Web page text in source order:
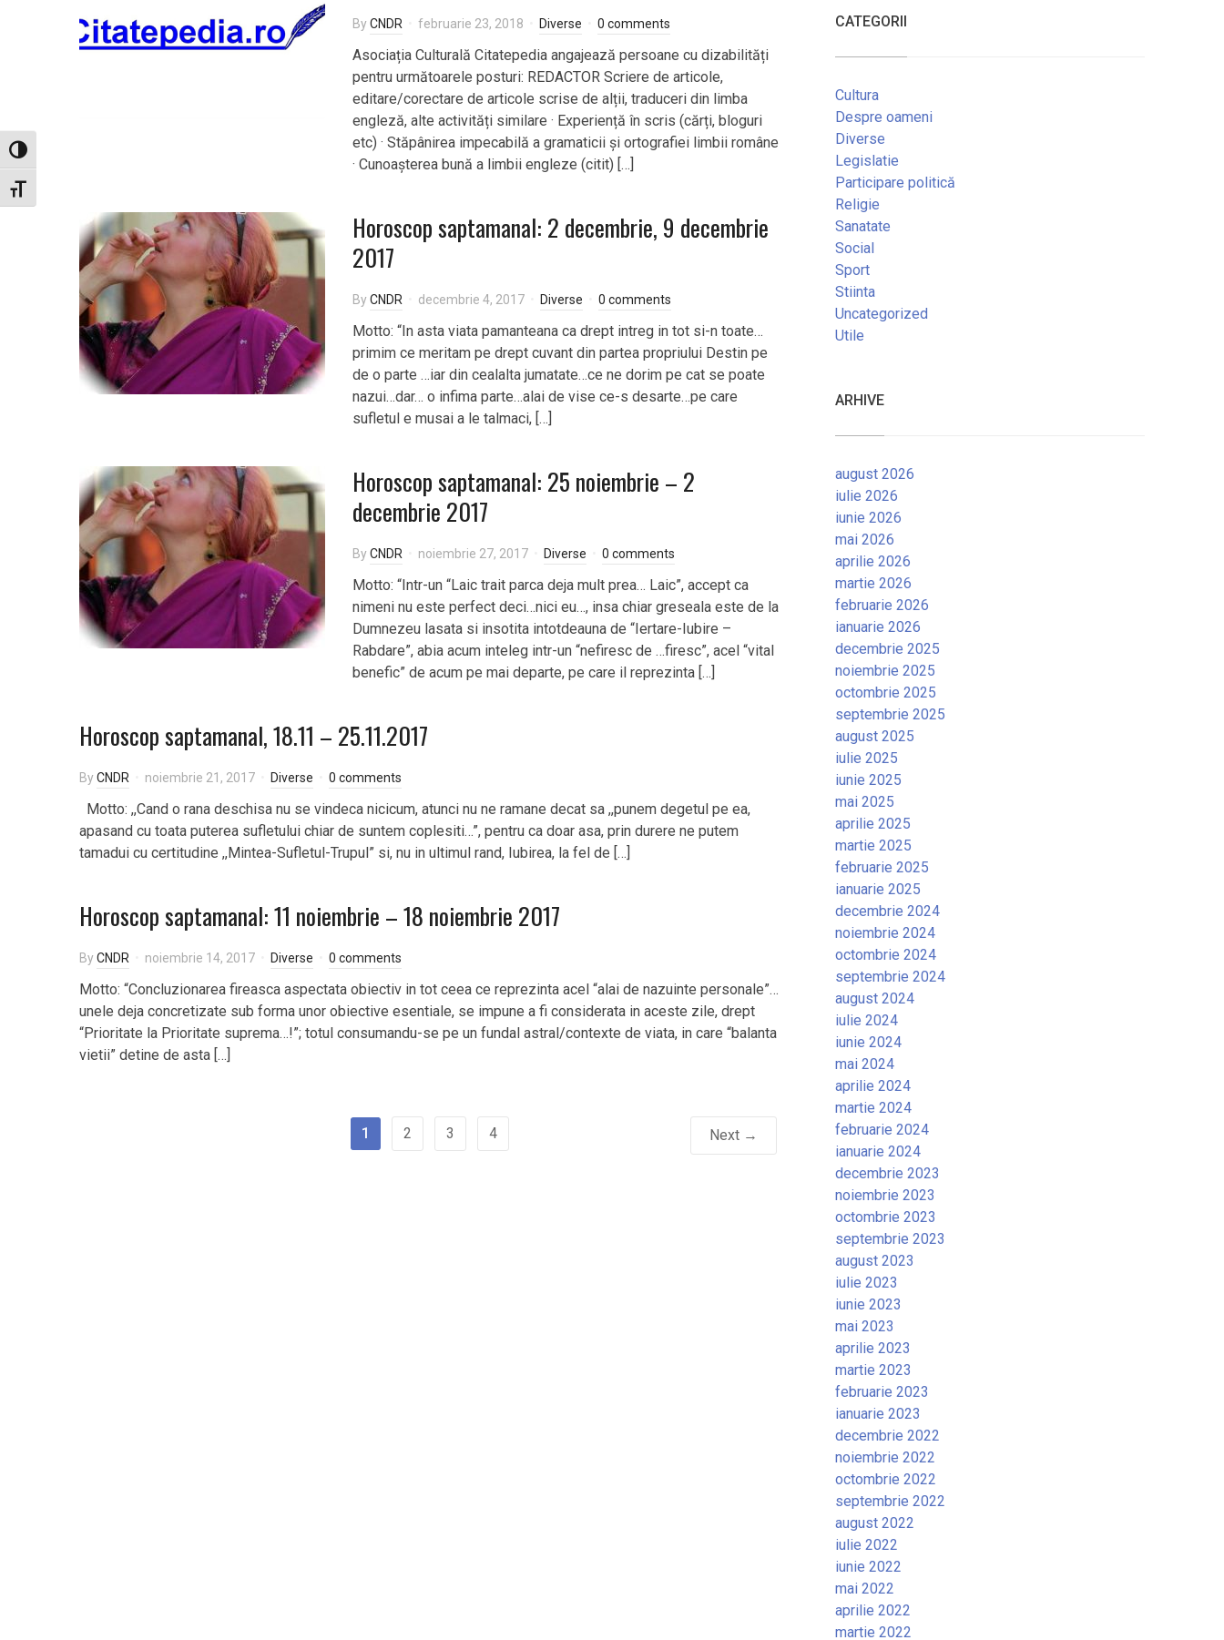
Toggle High Contrast
Toggle Font size
ByCNDR februarie 23, 2018 Diverse 0 comments
Asociația Culturală Citatepedia angajează persoane cu dizabilități
pentru următoarele posturi: REDACTOR Scriere de articole,
editare/corectare de articole scrise de alții, traduceri din limba
engleză, alte activități similare · Experiență în scris (cărți, bloguri
etc) · Stăpânirea impecabilă a gramaticii și ortografiei limbii române
· Cunoașterea bună a limbii engleze (citit) […]
Horoscop saptamanal: 2 decembrie, 9 decembrie
2017
ByCNDR decembrie 4, 2017 Diverse 0 comments
Motto: “In asta viata pamanteana ca drept intreg in tot si-n toate…
primim ce meritam pe drept cuvant din partea propriului Destin pe
de o parte …iar din cealalta jumatate…ce ne dorim pe cat se poate
nazui…dar… o infima parte…alai de vise ce-s desarte…pe care
sufletul e musai a le talmaci, […]
Horoscop saptamanal: 25 noiembrie – 2
decembrie 2017
ByCNDR noiembrie 27, 2017 Diverse 0 comments
Motto: “Intr-un “Laic trait parca deja mult prea… Laic”, accept ca
nimeni nu este perfect deci…nici eu…, insa chiar greseala este de la
Dumnezeu lasata si insotita intotdeauna de “Iertare-Iubire –
Rabdare”, abia acum inteleg intr-un “nefiresc de …firesc”, acel “vital
benefic” de acum pe mai departe, pe care il reprezinta […]
Horoscop saptamanal, 18.11 – 25.11.2017
ByCNDR noiembrie 21, 2017 Diverse 0 comments
Motto: ,,Cand o rana deschisa nu se vindeca nicicum, atunci nu ne ramane decat sa ,,punem degetul pe ea,
apasand cu toata puterea sufletului chiar de suntem coplesiti…”, pentru ca doar asa, prin durere ne putem
tamadui cu certitudine ,,Mintea-Sufletul-Trupul” si, nu in ultimul rand, Iubirea, la fel de […]
Horoscop saptamanal: 11 noiembrie – 18 noiembrie 2017
ByCNDR noiembrie 14, 2017 Diverse 0 comments
Motto: “Concluzionarea fireasca aspectata obiectiv in tot ceea ce reprezinta acel “alai de nazuinte personale”…
unele deja concretizate sub forma unor obiective esentiale, se impune a fi considerata in aceste zile, drept
“Prioritate la Prioritate suprema…!”; totul consumandu-se pe un fundal astral/contexte de viata, in care “balanta
vietii” detine de asta […]
1 2 3 4 Next →
CATEGORII
Cultura
Despre oameni
Diverse
Legislatie
Participare politică
Religie
Sanatate
Social
Sport
Stiinta
Uncategorized
Utile
ARHIVE
august 2026
iulie 2026
iunie 2026
mai 2026
aprilie 2026
martie 2026
februarie 2026
ianuarie 2026
decembrie 2025
noiembrie 2025
octombrie 2025
septembrie 2025
august 2025
iulie 2025
iunie 2025
mai 2025
aprilie 2025
martie 2025
februarie 2025
ianuarie 2025
decembrie 2024
noiembrie 2024
octombrie 2024
septembrie 2024
august 2024
iulie 2024
iunie 2024
mai 2024
aprilie 2024
martie 2024
februarie 2024
ianuarie 2024
decembrie 2023
noiembrie 2023
octombrie 2023
septembrie 2023
august 2023
iulie 2023
iunie 2023
mai 2023
aprilie 2023
martie 2023
februarie 2023
ianuarie 2023
decembrie 2022
noiembrie 2022
octombrie 2022
septembrie 2022
august 2022
iulie 2022
iunie 2022
mai 2022
aprilie 2022
martie 2022